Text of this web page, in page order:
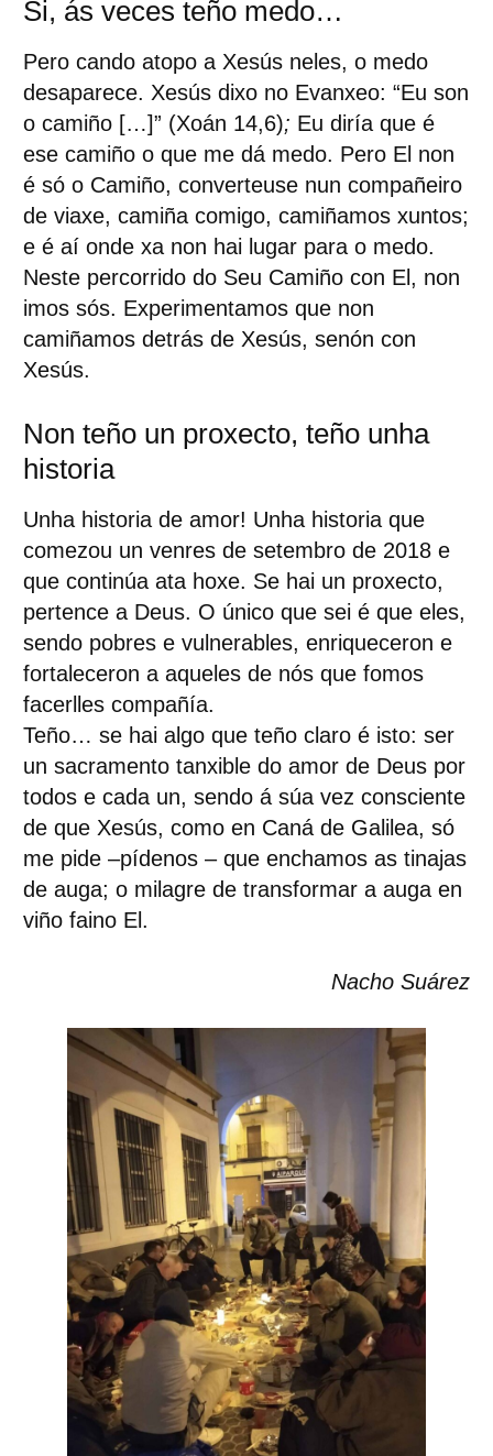
Si, ás veces teño medo…
Pero cando atopo a Xesús neles, o medo
desaparece. Xesús dixo no Evanxeo: “Eu son
o camiño […]” (Xoán 14,6); Eu diría que é
ese camiño o que me dá medo. Pero El non
é só o Camiño, converteuse nun compañeiro
de viaxe, camiña comigo, camiñamos xuntos;
e é aí onde xa non hai lugar para o medo.
Neste percorrido do Seu Camiño con El, non
imos sós. Experimentamos que non
camiñamos detrás de Xesús, senón con
Xesús.
Non teño un proxecto, teño unha
historia
Unha historia de amor! Unha historia que
comezou un venres de setembro de 2018 e
que continúa ata hoxe. Se hai un proxecto,
pertence a Deus. O único que sei é que eles,
sendo pobres e vulnerables, enriqueceron e
fortaleceron a aqueles de nós que fomos
facerlles compañía.
Teño… se hai algo que teño claro é isto: ser
un sacramento tanxible do amor de Deus por
todos e cada un, sendo á súa vez consciente
de que Xesús, como en Caná de Galilea, só
me pide –pídenos – que enchamos as tinajas
de auga; o milagre de transformar a auga en
viño faino El.
Nacho Suárez